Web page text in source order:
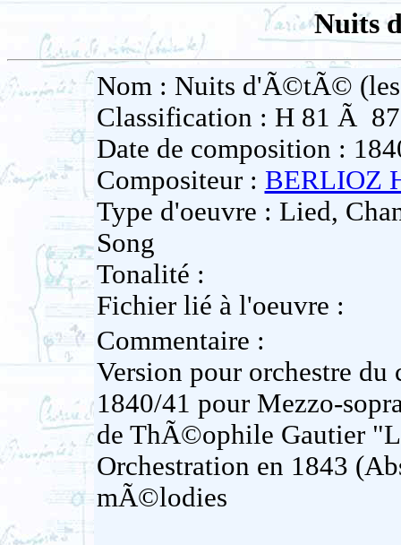
Nuits
Nom : Nuits d'Ã©tÃ©
Classification : H 81 Ã
Date de composition :
Compositeur : BERLIOZ
Type d'oeuvre : Lied,
Song
Tonalité :
Fichier lié à l'oeuvre :
Commentaire :
Version pour orchestre
1840/41 pour Mezzo-
de ThÃ©ophile Gautier
Orchestration en 1843
mÃ©lodies